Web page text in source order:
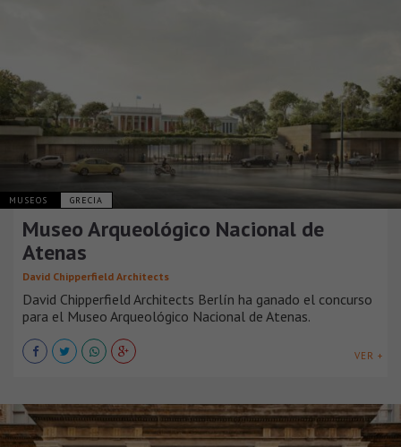
MUSEOS GRECIA
Museo Arqueológico Nacional de
Atenas
David Chipperfield Architects
David Chipperfield Architects Berlín ha ganado el concurso
para el Museo Arqueológico Nacional de Atenas.
VER +